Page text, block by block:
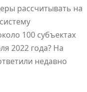
рассчитывать на
100 субъектах
2022 года? На
недавно